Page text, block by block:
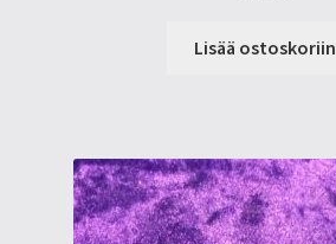
Lisää ostoskoriin